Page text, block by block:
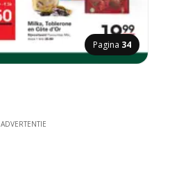
Pagina 34
ADVERTENTIE